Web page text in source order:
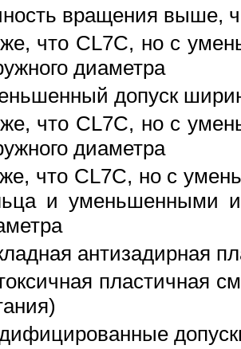
вращения выше,
что CL7C, но с
диаметра
допуск
что CL7C, но с
диаметра
что CL7C, но с
и уменьшенными
антизадирная
пластичная